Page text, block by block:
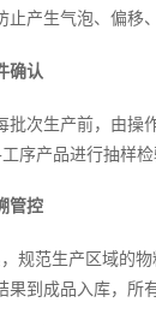
止产生气泡、偏移
确认
批次生产前，由
序产品进行抽样
管控
规范生产区域的
到成品入库，所